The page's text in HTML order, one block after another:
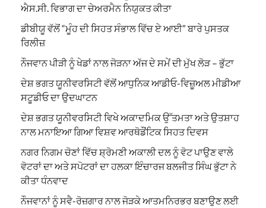
ਐਸ.ਸੀ. ਵਿਭਾਗ ਦਾ ਚੇਅਰਮੈਨ ਨਿਯੁਕਤ ਕੀਤਾ
ਡੀਬੀਯੂ ਵੱਲੋਂ “ਮੂੰਹ ਦੀ ਸਿਹਤ ਸੰਭਾਲ ਵਿੱਚ ਏ ਆਈ” ਬਾਰੇ ਪੁਸਤਕ
ਰਿਲੀਜ਼
ਨੌਜਵਾਨ ਪੀੜੀ ਨੂੰ ਖੇਡਾਂ ਨਾਲ ਜੋੜਨਾ ਅੱਜ ਦੇ ਸਮੇਂ ਦੀ ਮੁੱਖ ਲੋੜ – ਭੁੱਟਾ
ਦੇਸ਼ ਭਗਤ ਯੂਨੀਵਰਸਿਟੀ ਵੱਲੋਂ ਆਧੁਨਿਕ ਆਡੀਓ-ਵਿਜ਼ੂਅਲ ਮੀਡੀਆ
ਸਟੂਡੀਓ ਦਾ ਉਦਘਾਟਨ
ਦੇਸ਼ ਭਗਤ ਯੂਨੀਵਰਸਿਟੀ ਵਿਖੇ ਅਕਾਦਮਿਕ ਉੱਤਮਤਾ ਅਤੇ ਉਤਸ਼ਾਹ
ਨਾਲ ਮਨਾਇਆ ਗਿਆ ਵਿਸ਼ਵ ਆਰਥੋਡੌਂਟਿਕ ਸਿਹਤ ਦਿਵਸ
ਨਗਰ ਨਿਗਮ ਚੋਣਾਂ ਵਿੱਚ ਸ਼੍ਰੋਮਣੀ ਅਕਾਲੀ ਦਲ ਨੂੰ ਵੋਟ ਪਾਉਣ ਵਾਲੇ
ਵੋਟਰਾਂ ਦਾ ਅਤੇ ਸਪੋਟਰਾਂ ਦਾ ਹਲਕਾ ਇੰਚਾਰਜ ਬਲਜੀਤ ਸਿੰਘ ਭੁੱਟਾ ਨੇ
ਕੀਤਾ ਧੰਨਵਾਦ
ਨੌਜਵਾਨਾਂ ਨੂੰ ਸਵੈ-ਰੋਜ਼ਗਾਰ ਨਾਲ ਜੋੜਕੇ ਆਤਮਨਿਰਭਰ ਬਣਾਉਣ ਲਈ